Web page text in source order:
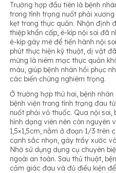
Trường hợp đầu tiên là bệnh
trong tình trạng nuốt phải
kẹt trong thực quản. Nhận định
thiệp khẩn cấp, ê-kíp nội soi đã
ê-kíp gây mê để tiến hành nội
phút thực hiện kỹ thuật, dị vật
mừng là niêm mạc thực quản
máu, giúp bệnh nhân hồi phục
các biến chứng nghiêm trọng.
Ở trường hợp thứ hai, bệnh nhân
bệnh viện trong tình trạng đau
nuốt phải vỏ thuốc. Qua nội
hình dạng viên nén còn nguyên
1,5×1,5cm, nằm ở đoạn 1/3 trên
cạnh sắc nhọn, gây trầy xước
Nhờ sử dụng dụng cụ chuyên
ngoài an toàn. Sau thủ thuật,
cảm giác đau và đủ điều kiện